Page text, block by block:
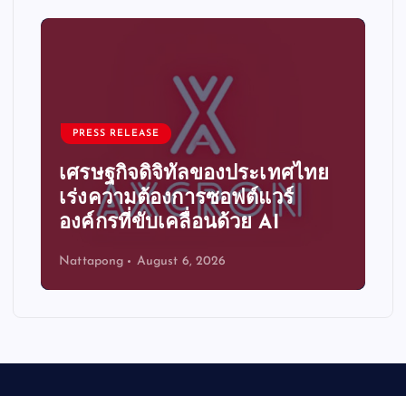
PRESS RELEASE
เศรษฐกิจดิจิทัลของประเทศไทย
เร่งความต้องการซอฟต์แวร์
องค์กรที่ขับเคลื่อนด้วย AI
Nattapong August 6, 2026